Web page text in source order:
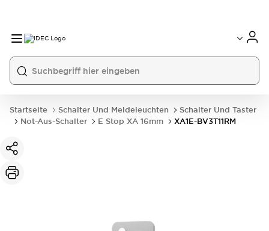
Startseite Schalter Und Meldeleuchten
Schalter Und Taster
Not-Aus-Schalter
E Stop XA 16mm XA1E-BV3T11RM